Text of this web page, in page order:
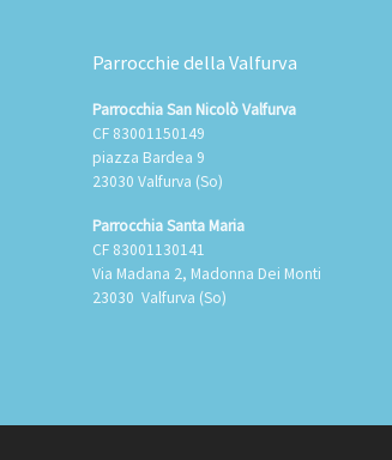
Parrocchie della Valfurva
Parrocchia San Nicolò Valfurva
CF 83001150149
piazza Bardea 9
23030 Valfurva (So)
Parrocchia Santa Maria
CF 83001130141
Via Madana 2, Madonna Dei Monti
23030 Valfurva (So)